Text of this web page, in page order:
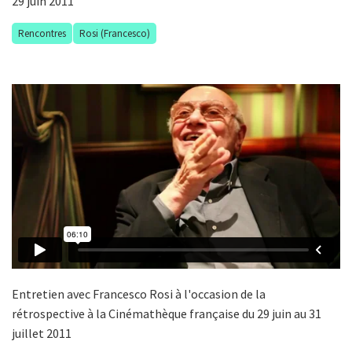
Rencontres Rosi (Francesco)
Entretien avec Francesco Rosi à l'occasion de la
rétrospective à la Cinémathèque française du 29 juin au 31
juillet 2011